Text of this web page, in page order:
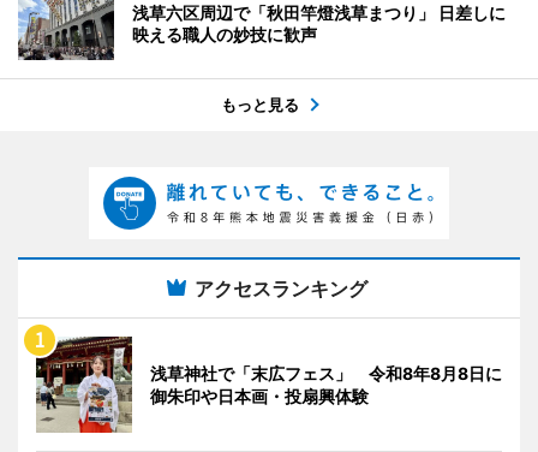
浅草六区周辺で「秋田竿燈浅草まつり」 日差しに
映える職人の妙技に歓声
もっと見る
アクセスランキング
浅草神社で「末広フェス」 令和8年8月8日に
御朱印や日本画・投扇興体験